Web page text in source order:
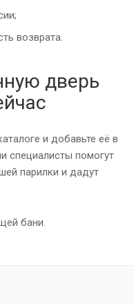
возврата.
дверь
и добавьте её в
специалисты помогут
парилки и дадут
бани.